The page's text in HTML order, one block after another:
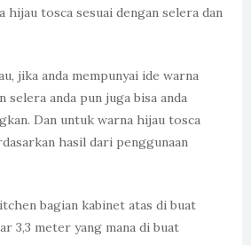
hijau tosca sesuai dengan selera dan
jika anda mempunyai ide warna
selera anda pun juga bisa anda
Dan untuk warna hijau tosca
hasil dari penggunaan
bagian kabinet atas di buat
3,3 meter yang mana di buat